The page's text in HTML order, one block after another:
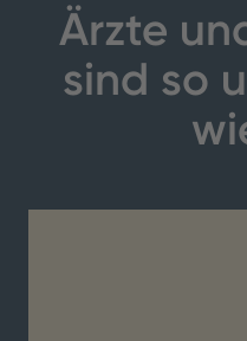
Ärzte
sind so